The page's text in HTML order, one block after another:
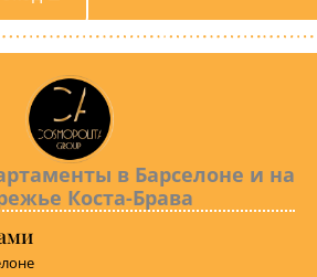
в Барселоне и на
Коста-Брава